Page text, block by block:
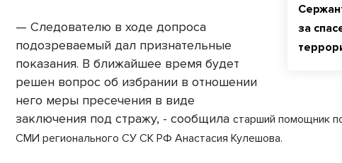
за
— Следователю в ходе допроса
подозреваемый дал признательные
показания. В ближайшее время будет
решен вопрос об избрании в отношении
него меры пресечения в виде
заключения под стражу, - сообщиластарший помощник
СМИ регионального СУ СК РФ Анастасия Кулешова.